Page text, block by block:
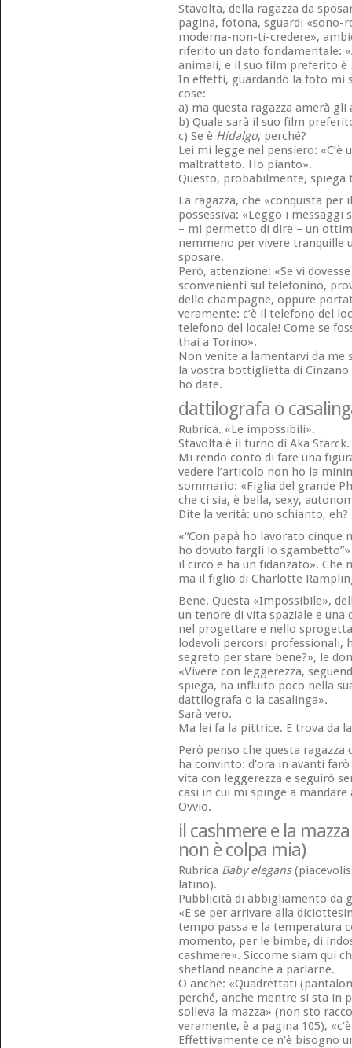
Stavolta, della ragazza da
pagina, fotona, sguardi
moderna-non-ti-credere»,
riferito un dato fondamentale:
animali, e il suo film preferito è
In effetti, guardando la foto mi
cose:
a) ma questa ragazza amerà gli
b) Quale sarà il suo film
c) Se è Hidalgo, perché?
Lei mi legge nel pensiero: «C’è
maltrattato. Ho pianto».
Questo, probabilmente, spiega
La ragazza, che «conquista per
possessiva: «Leggo i messaggi
– mi permetto di dire – un
nemmeno per vivere tranquille
sposare.
Però, attenzione: «Se vi
sconvenienti sul telefonino,
dello champagne, oppure
veramente: c’è il telefono del
telefono del locale! Come se
thai a Torino».
Non venite a lamentarvi da me
la vostra bottiglietta di
ho date.
dattilografa o
Rubrica. «Le impossibili».
Stavolta è il turno di Aka Starck.
Mi rendo conto di fare una
vedere l’articolo non ho la
sommario: «Figlia del grande
che ci sia, è bella, sexy,
Dite la verità: uno schianto, eh?
«“Con papà ho lavorato cinque
ho dovuto fargli lo sgambetto”»
il circo e ha un fidanzato». Che
ma il figlio di Charlotte
Bene. Questa «Impossibile»,
un tenore di vita spaziale e
nel progettare e nello
lodevoli percorsi professionali,
segreto per stare bene?», le
«Vivere con leggerezza,
spiega, ha influito poco nella
dattilografa o la casalinga».
Sarà vero.
Ma lei fa la pittrice. E trova da
Però penso che questa ragazza
ha convinto: d’ora in avanti
vita con leggerezza e seguirò
casi in cui mi spinge a
Ovvio.
il cashmere e la
non è colpa mia)
Rubrica Baby elegans
latino).
Pubblicità di abbigliamento da
«E se per arrivare alla
tempo passa e la temperatura
momento, per le bimbe, di
cashmere». Siccome siam qui
shetland neanche a parlarne.
O anche: «Quadrettati
perché, anche mentre si sta in
solleva la mazza» (non sto
veramente, è a pagina 105),
Effettivamente ce n’è bisogno